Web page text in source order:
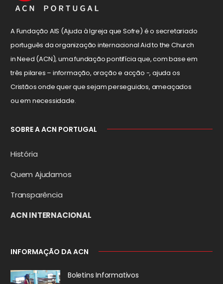
A Fundação AIS (Ajuda à Igreja que Sofre) é o secretariado
português da organização internacional Aid to the Church
in Need (ACN), uma fundação pontifícia que, com base em
três pilares – informação, oração e acção -, ajuda os
Cristãos onde quer que sejam perseguidos, ameaçados
ou em necessidade.
SOBRE A ACN PORTUGAL
História
Quem Ajudamos
Transparência
ACN INTERNACIONAL
INFORMAÇÃO DA ACN
Boletins Informativos